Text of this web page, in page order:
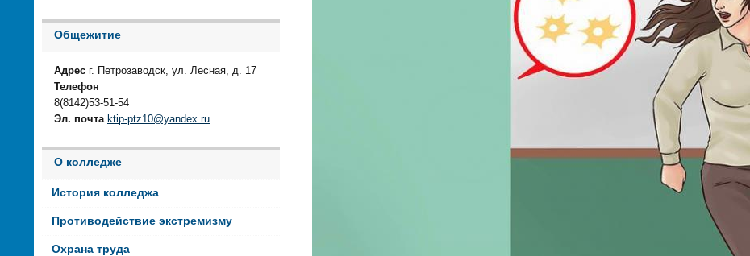
Общежитие
Адрес г. Петрозаводск, ул. Лесная, д. 17
Телефон
8(8142)53-51-54
Эл. почта ktip-ptz10@yandex.ru
О колледже
История колледжа
Противодействие экстремизму
Охрана труда